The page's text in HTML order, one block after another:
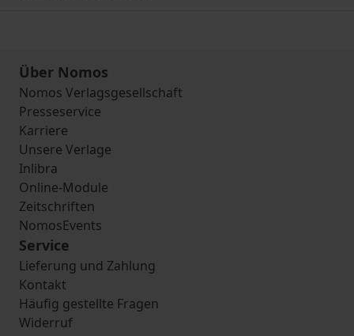
Über Nomos
Nomos Verlagsgesellschaft
Presseservice
Karriere
Unsere Verlage
Inlibra
Online-Module
Zeitschriften
NomosEvents
Service
Lieferung und Zahlung
Kontakt
Häufig gestellte Fragen
Widerruf